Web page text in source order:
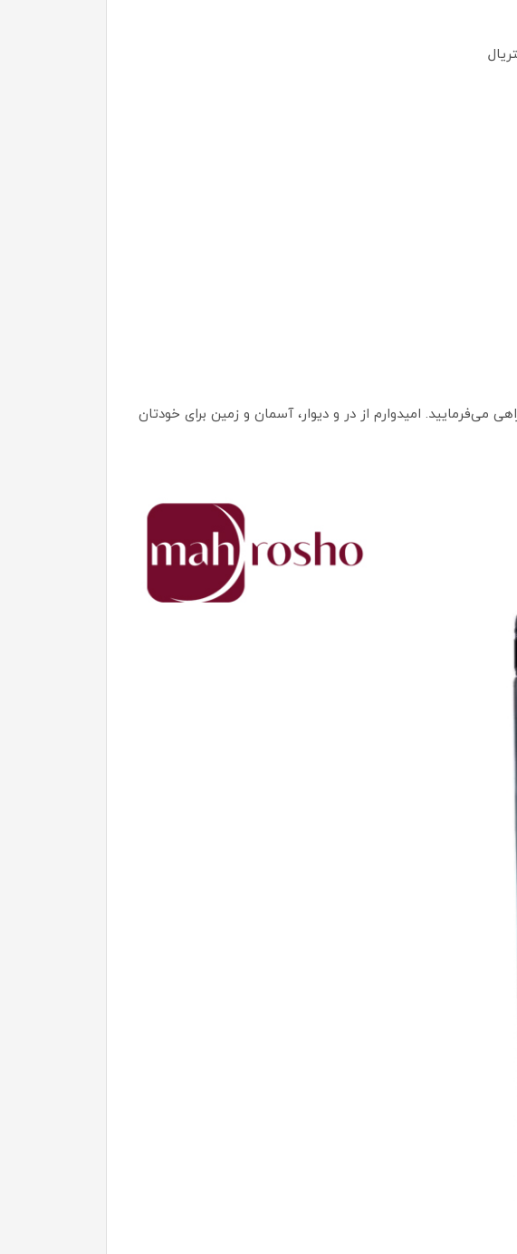
امیدوارم از در و دیوار، آسمان و زمین برای خودتان